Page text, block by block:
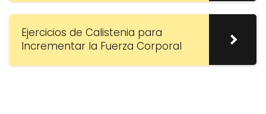
Ejercicios de Calistenia para
Incrementar la Fuerza Corporal